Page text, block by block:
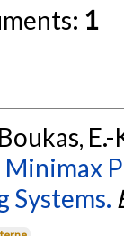
1
Minimax
Systems.